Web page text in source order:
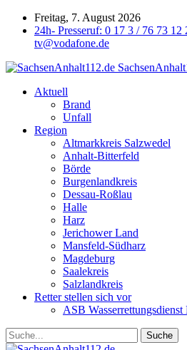
Freitag, 7. August 2026
24h- Presseruf: 0 17 3 / 76 73
tv@vodafone.de
Aktuell
Brand
Unfall
Region
Altmarkkreis Salzwedel
Anhalt-Bitterfeld
Börde
Burgenlandkreis
Dessau-Roßlau
Halle
Harz
Jerichower Land
Mansfeld-Südharz
Magdeburg
Saalekreis
Salzlandkreis
Retter stellen sich vor
ASB Wasserrettungsdienst